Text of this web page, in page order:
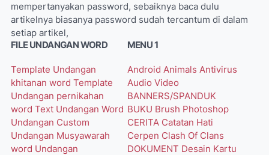
mempertanyakan password, sebaiknya baca dulu
artikelnya biasanya password sudah tercantum di dalam
setiap artikel,
FILE UNDANGAN WORD
Template Undangan
khitanan word Template
Undangan pernikahan
word Text Undangan Word
Undangan Custom
Undangan Musyawarah
word Undangan
MENU 1
Android Animals Antivirus
Audio Video
BANNERS/SPANDUK
BUKU Brush Photoshop
CERITA Catatan Hati
Cerpen Clash Of Clans
DOKUMENT Desain Kartu